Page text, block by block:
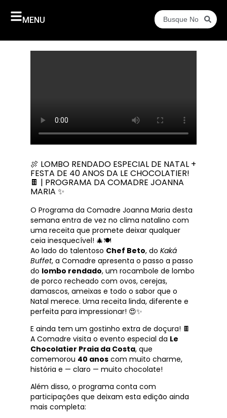
MENU
🍖 LOMBO RENDADO ESPECIAL DE NATAL +
FESTA DE 40 ANOS DA LE CHOCOLATIER!
🍫 | PROGRAMA DA COMADRE JOANNA
MARIA ✨
O Programa da Comadre Joanna Maria desta
semana entra de vez no clima natalino com
uma receita que promete deixar qualquer
ceia inesquecível! 🎄🍽️
Ao lado do talentoso Chef Beto, do Kaká
Buffet, a Comadre apresenta o passo a passo
do lombo rendado, um rocambole de lombo
de porco recheado com ovos, cerejas,
damascos, ameixas e todo o sabor que o
Natal merece. Uma receita linda, diferente e
perfeita para impressionar! 😍✨
E ainda tem um gostinho extra de doçura! 🍫
A Comadre visita o evento especial da Le
Chocolatier Praia da Costa, que
comemorou 40 anoscom muito charme,
história e — claro — muito chocolate!
Além disso, o programa conta com
participações que deixam esta edição ainda
mais completa: